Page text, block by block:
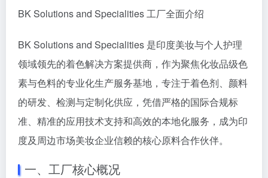
BK Solutions and Specialities 工厂全面介绍
BK Solutions and Specialities 是印度美妆与个人护理
领域领先的着色解决方案提供商，作为聚焦化妆品级色
素与色料的专业化生产服务基地，专注于着色剂、颜料
的研发、检测与定制化供应，凭借严格的国际合规标
准、精准的应用技术支持和高效的本地化服务，成为印
度及周边市场美妆企业信赖的核心原料合作伙伴。
一、工厂核心概况